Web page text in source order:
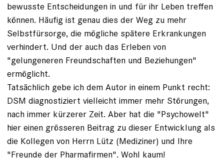
bewusste Entscheidungen in und für ihr Leben treffen
können. Häufig ist genau dies der Weg zu mehr
Selbstfürsorge, die mögliche spätere Erkrankungen
verhindert. Und der auch das Erleben von
"gelungeneren Freundschaften und Beziehungen"
ermöglicht.
Tatsächlich gebe ich dem Autor in einem Punkt recht:
DSM diagnostiziert vielleicht immer mehr Störungen,
nach immer kürzerer Zeit. Aber hat die "Psychowelt"
hier einen grösseren Beitrag zu dieser Entwicklung als
die Kollegen von Herrn Lütz (Mediziner) und Ihre
"Freunde der Pharmafirmen". Wohl kaum!